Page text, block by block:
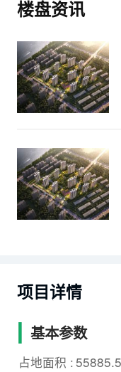
楼盘资讯
项目详情
基本参数
占地面积 :